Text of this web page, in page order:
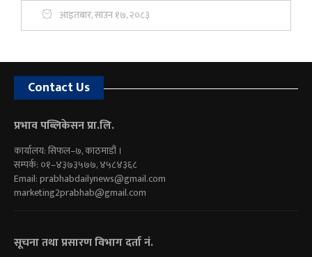
आइतबार, साउन १७, २०८३
Contact Us
प्रभाव पब्लिकेसन प्रा.लि.
कार्यालय: सिफल–७, काठमाडौं ।
सम्पर्क: ०१–४३७३५७७, ४५८४३६८
Email:prabhabdailynews@gmail.com
marketing2prabhab@gmail.com
सूचना तथा प्रसारण विभाग दर्ता नं.